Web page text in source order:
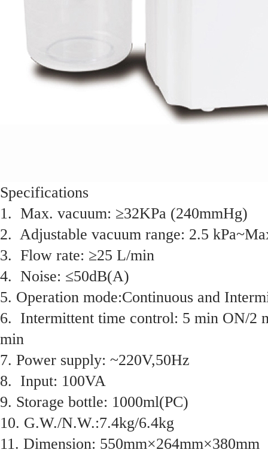
Specifications
1. Max. vacuum: ≥32KPa (240mmHg)
2. Adjustable vacuum range: 2.5
3. Flow rate: ≥25 L/min
4. Noise: ≤50dB(A)
5. Operation mode:Continuous and
6. Intermittent time control: 5 min ON/2
min
7. Power supply: ~220V,50Hz
8. Input: 100VA
9. Storage bottle: 1000ml(PC)
10. G.W./N.W.:7.4kg/6.4kg
11. Dimension: 550mm×264mm×380mm